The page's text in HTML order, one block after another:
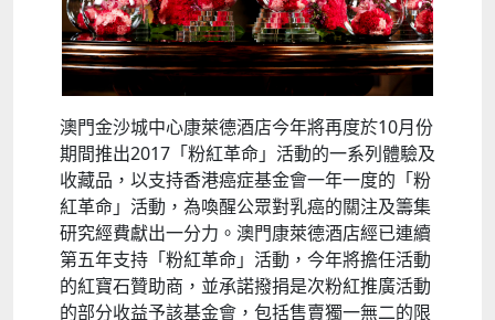
澳門金沙城中心康萊德酒店今年將再度於10月份
期間推出2017「粉紅革命」活動的一系列體驗及
收藏品，以支持香港癌症基金會一年一度的「粉
紅革命」活動，為喚醒公眾對乳癌的關注及籌集
研究經費獻出一分力。澳門康萊德酒店經已連續
第五年支持「粉紅革命」活動，今年將擔任活動
的紅寶石贊助商，並承諾撥捐是次粉紅推廣活動
的部分收益予該基金會，包括售賣獨一無二的限